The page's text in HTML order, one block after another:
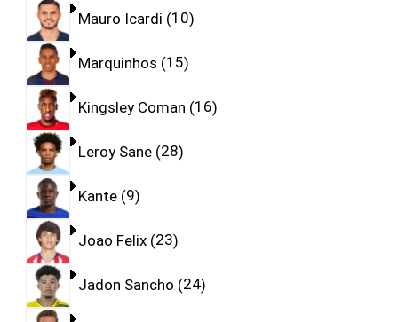
Mauro Icardi 10
Marquinhos 15
Kingsley Coman 16
Leroy Sane 28
Kante 9
Joao Felix 23
Jadon Sancho 24